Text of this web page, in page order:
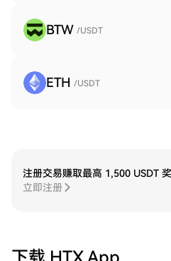
BTW /USDT
ETH /USDT
注册交易赚取最高 1,500 USDT
立即注册